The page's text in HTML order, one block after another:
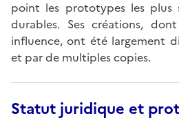
point les prototypes les plus
durables. Ses créations,
influence, ont été largement
et par de multiples copies.
Statut juridique et